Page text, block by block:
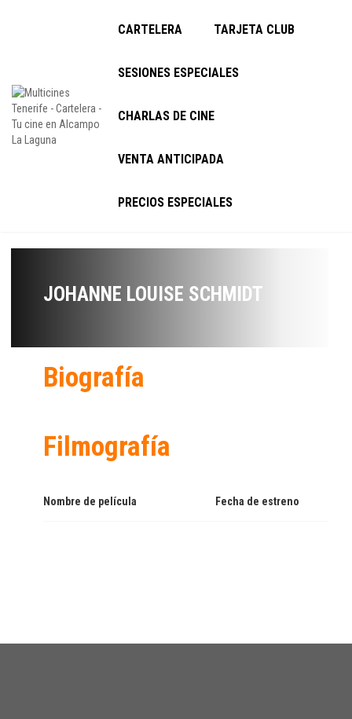
CARTELERA TARJETA CLUB
SESIONES ESPECIALES
CHARLAS DE CINE
VENTA ANTICIPADA
PRECIOS ESPECIALES
JOHANNE LOUISE SCHMIDT
Biografía
Filmografía
Nombre de película Fecha de estreno